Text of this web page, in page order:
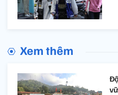
Xem thêm